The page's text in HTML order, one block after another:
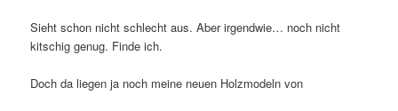
Sieht schon nicht schlecht aus. Aber irgendwie… noch nicht
kitschig genug. Finde ich.
Doch da liegen ja noch meine neuen Holzmodeln von